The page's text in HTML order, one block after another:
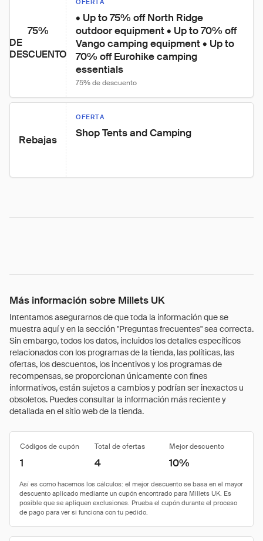
75%
DE
DESCUENTO
OFERTA
• Up to 75% off North Ridge
outdoor equipment • Up to 70% off
Vango camping equipment • Up to
70% off Eurohike camping
essentials
75% de descuento
Rebajas
OFERTA
Shop Tents and Camping
Más información sobre Millets UK
Intentamos asegurarnos de que toda la información que se
muestra aquí y en la sección "Preguntas frecuentes" sea correcta.
Sin embargo, todos los datos, incluidos los detalles específicos
relacionados con los programas de la tienda, las políticas, las
ofertas, los descuentos, los incentivos y los programas de
recompensas, se proporcionan únicamente con fines
informativos, están sujetos a cambios y podrían ser inexactos u
obsoletos. Puedes consultar la información más reciente y
detallada en el sitio web de la tienda.
Códigos de cupón Total de ofertas Mejor descuento
1 4 10%